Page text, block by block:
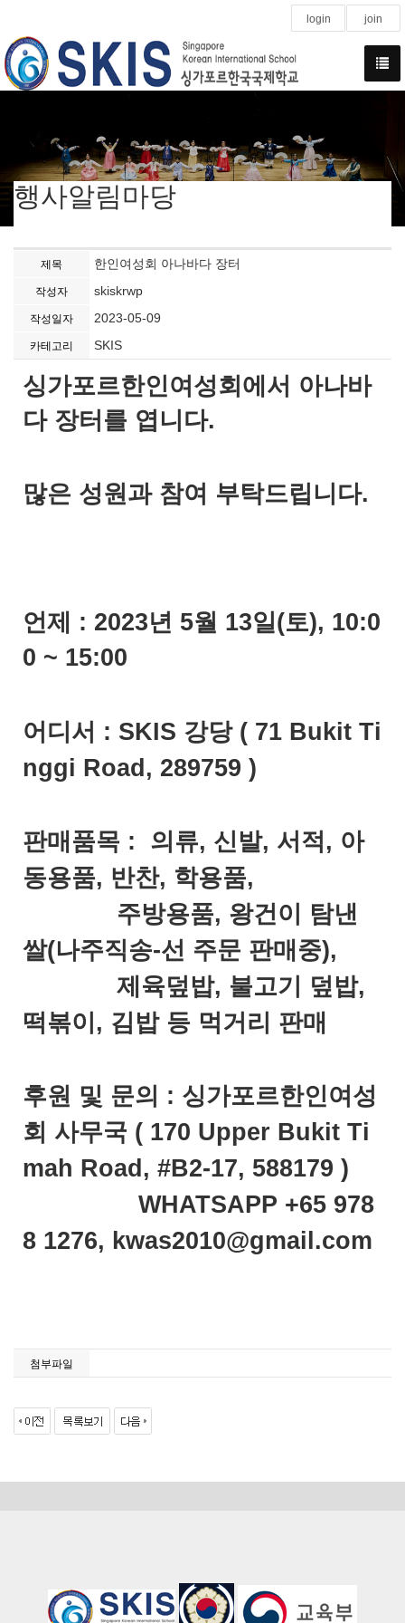
login join
행사알림마당
제목 한인여성회 아나바다 장터
작성자 skiskrwp
작성일자 2023-05-09
카테고리 SKIS
싱가포르한인여성회에서 아나바
다 장터를 엽니다.
많은 성원과 참여 부탁드립니다.
언제 : 2023년 5월 13일(토), 10:0
0 ~ 15:00
어디서 : SKIS 강당 ( 71 Bukit Ti
nggi Road, 289759 )
판매품목 : 의류, 신발, 서적, 아
동용품, 반찬, 학용품,
주방용품, 왕건이 탐낸
쌀(나주직송-선 주문 판매중),
제육덮밥, 불고기 덮밥,
떡볶이, 김밥 등 먹거리 판매
후원 및 문의 : 싱가포르한인여성
회 사무국 ( 170 Upper Bukit Ti
mah Road, #B2-17, 588179 )
WHATSAPP +65 978
8 1276, kwas2010@gmail.com
첨부파일